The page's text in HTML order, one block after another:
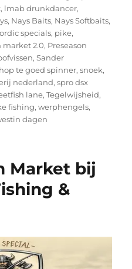
, lmab drunkdancer,
, Nays Baits, Nays Softbaits,
specials, pike,
market 2.0, Preseason
,Sander
te goed spinner,snoek,
nederland,spro dsx
lane,Tegelwijsheid,
fishing,werphengels,
dagen
Market bij
&